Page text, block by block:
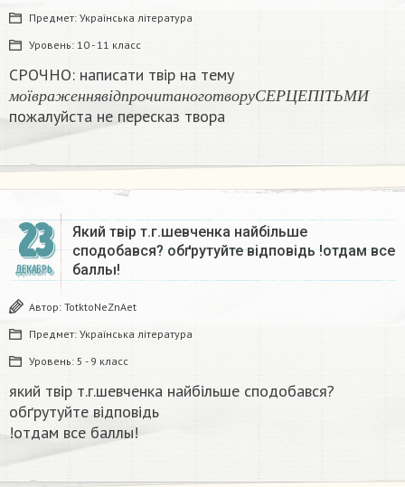
Предмет: Українська література
Уровень: 10 - 11 класс
СРОЧНО: написати твір на тему
м о ї в р а ж е н няв і д п р о ч и т а н о г о т в о р у С Е Р Ц Е П І Т Ь М И
мо їв раже ннявідпро читано готво СЕРЦЕПІТЬ МИ
пожалуйста не пересказ твора
23
ДЕКАБРЬ
Який твір т.г.шевченка найбільше
сподобався? обґрутуйте відповідь​ !отдам все
баллы!
Автор: TotktoNeZnAet
Предмет: Українська література
Уровень: 5 - 9 класс
який твір т.г.шевченка найбільше сподобався?
обґрутуйте відповідь​
!отдам все баллы!